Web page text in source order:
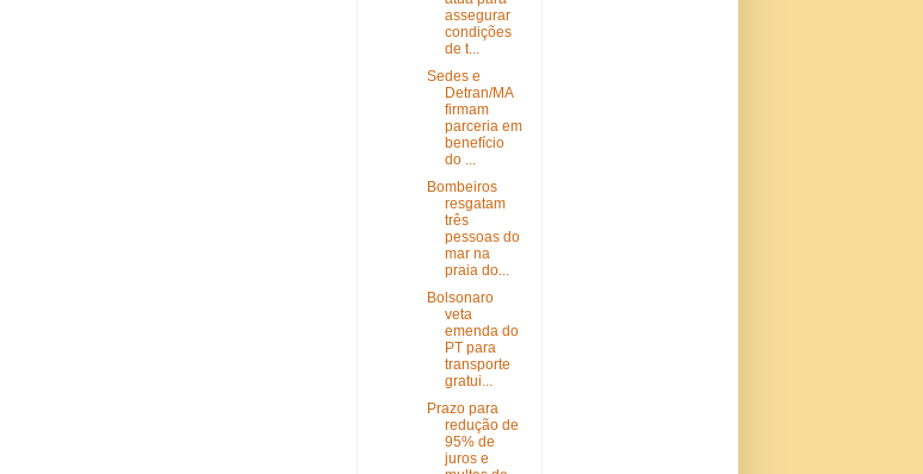
assegurar
condições
de t...
Sedes e
Detran/MA
firmam
parceria em
benefício
do ...
Bombeiros
resgatam
três
pessoas do
mar na
praia do...
Bolsonaro
veta
emenda do
PT para
transporte
gratui...
Prazo para
redução de
95% de
juros e